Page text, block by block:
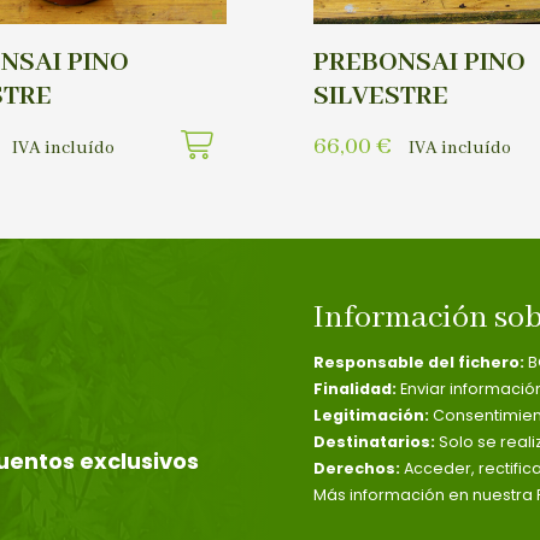
PINO
IVA incluído
PREBONSAI PINO
SILVESTRE
66,00 € IVA incluído
exclusivos
Información
Responsable del fichero:
Finalidad: Enviar
Legitimación:
Destinatarios: Solo se
Derechos: Acceder,
Más información en nuestra